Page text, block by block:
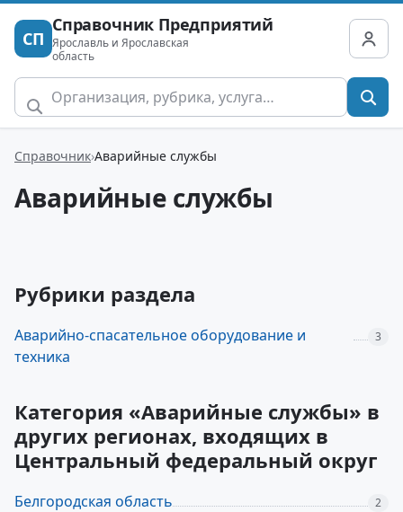
СП
Справочник Предприятий
Ярославль и Ярославская
область
Справочник Аварийные службы
Аварийные службы
Рубрики раздела
Аварийно-спасательное оборудование и
техника
3
Категория «Аварийные службы» в
других регионах, входящих в
Центральный федеральный округ
Белгородская область 2